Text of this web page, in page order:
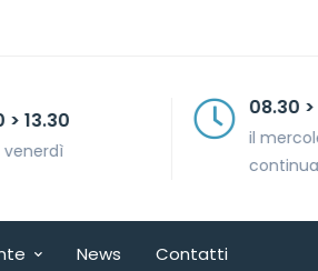
08.30 > 16.00
il mercoledì orario
continuato
News Contatti